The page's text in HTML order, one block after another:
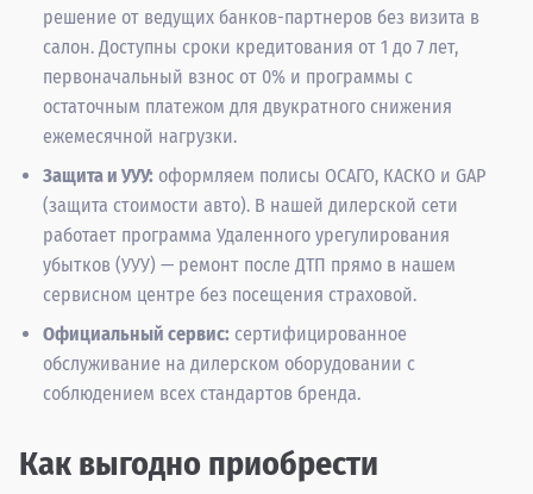
решение от ведущих банков-партнеров без визита в
салон. Доступны сроки кредитования от 1 до 7 лет,
первоначальный взнос от 0% и программы с
остаточным платежом для двукратного снижения
ежемесячной нагрузки.
Защита и УУУ: оформляем полисы ОСАГО, КАСКО и GAP
(защита стоимости авто). В нашей дилерской сети
работает программа Удаленного урегулирования
убытков (УУУ) — ремонт после ДТП прямо в нашем
сервисном центре без посещения страховой.
Официальный сервис: сертифицированное
обслуживание на дилерском оборудовании с
соблюдением всех стандартов бренда.
Как выгодно приобрести